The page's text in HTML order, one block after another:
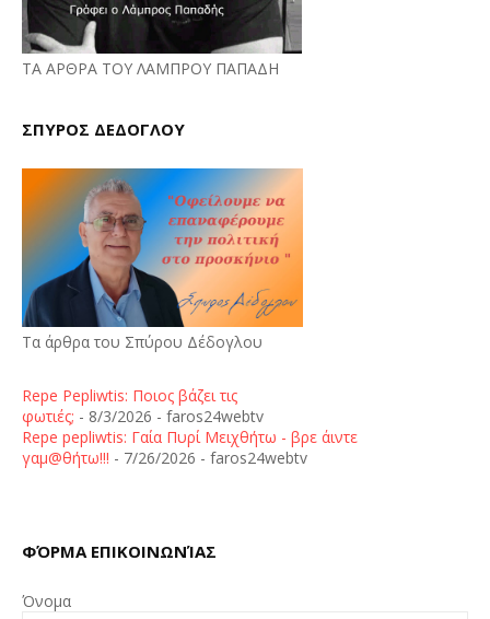
ΤΑ ΑΡΘΡΑ ΤΟΥ ΛΑΜΠΡΟΥ ΠΑΠΑΔΗ
ΣΠΥΡΟΣ ΔΕΔΟΓΛΟΥ
Τα άρθρα του Σπύρου Δέδογλου
Repe Pepliwtis: Ποιος βάζει τις
φωτιές; - 8/3/2026 - faros24webtv
Repe pepliwtis: Γαία Πυρί Μειχθήτω - βρε άιντε
γαμ@θήτω!!! - 7/26/2026 - faros24webtv
ΦΌΡΜΑ ΕΠΙΚΟΙΝΩΝΊΑΣ
Όνομα